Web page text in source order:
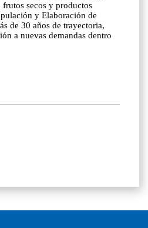
secos y productos
y Elaboración de
de 30 años de trayectoria,
a nuevas demandas dentro